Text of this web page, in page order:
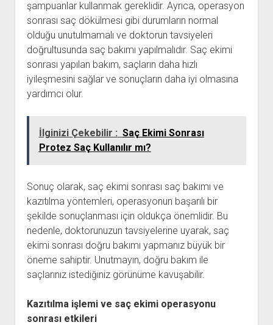
şampuanlar kullanmak gereklidir. Ayrıca, operasyon
sonrası saç dökülmesi gibi durumların normal
olduğu unutulmamalı ve doktorun tavsiyeleri
doğrultusunda saç bakımı yapılmalıdır. Saç ekimi
sonrası yapılan bakım, saçların daha hızlı
iyileşmesini sağlar ve sonuçların daha iyi olmasına
yardımcı olur.
İlginizi Çekebilir : Saç Ekimi Sonrası
Protez Saç Kullanılır mı?
Sonuç olarak, saç ekimi sonrası saç bakımı ve
kazıtılma yöntemleri, operasyonun başarılı bir
şekilde sonuçlanması için oldukça önemlidir. Bu
nedenle, doktorunuzun tavsiyelerine uyarak, saç
ekimi sonrası doğru bakımı yapmanız büyük bir
öneme sahiptir. Unutmayın, doğru bakım ile
saçlarınız istediğiniz görünüme kavuşabilir.
Kazıtılma işlemi ve saç ekimi operasyonu
sonrası etkileri